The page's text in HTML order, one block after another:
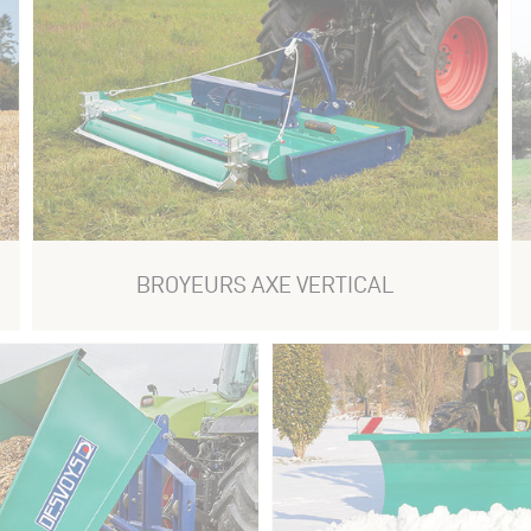
BROYEURS AXE VERTICAL